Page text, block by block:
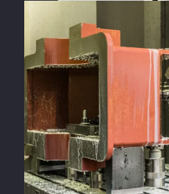
More
Unblock
Accept required
unblock